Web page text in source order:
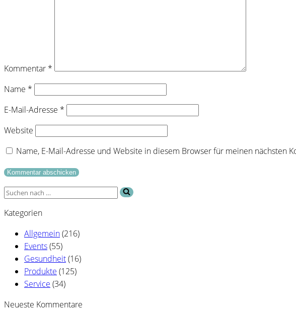
Kommentar *
Name *
E-Mail-Adresse *
Website
Name, E-Mail-Adresse und Website in diesem Browser für meinen nächsten
Suchen
Kategorien
Allgemein(216)
Events(55)
Gesundheit(16)
Produkte (125)
Service (34)
Neueste Kommentare